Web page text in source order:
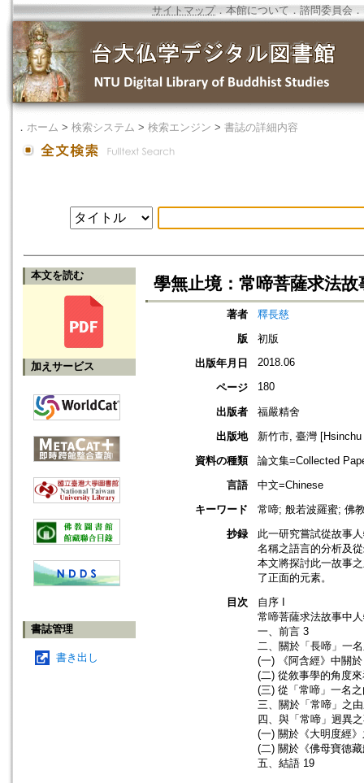
サイトマップ．本館について ． 諮問委員会 ．
． ホーム > 検索システム > 検索エンジン > 書誌の詳細内容
本文を読む
加えサービス
書誌管理
書き出し
學無止境：常啼菩薩求法故
著者
釋長慈
版
初版
出版年月日
2018.06
ページ 180
出版者
福嚴精舍
出版地
新竹市, 臺灣
資料の種類
論文集=Collected
言語
中文=Chinese
キーワード
常啼; 般若波羅蜜; 佛
抄録
此一研究嘗試從故事
名稱之語言的分析及
本文將探討此一故事
了正面的元素。
目次
自序 I
常啼菩薩求法故事中
一、前言 3
二、關於「長啼」一
(一) 《阿含經》中關
(二) 從敘事學的角度
(三) 從「常啼」一名
三、關於「常啼」之
四、與「常啼」迥異
(一) 關於《大明度經
(二) 關於《佛母寶德
五、結語 19